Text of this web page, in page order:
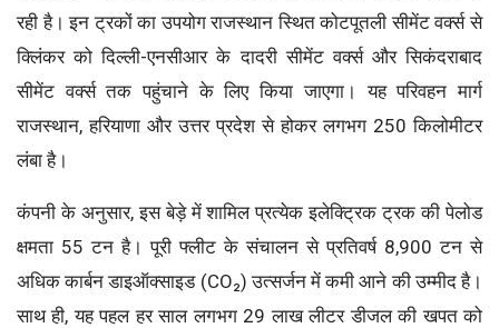
रही है। इन ट्रकों का उपयोग राजस्थान स्थित कोटपूतली सीमेंट वर्क्स से
क्लिंकर को दिल्ली-एनसीआर के दादरी सीमेंट वर्क्स और सिकंदराबाद
सीमेंट वर्क्स तक पहुंचाने के लिए किया जाएगा। यह परिवहन मार्ग
राजस्थान, हरियाणा और उत्तर प्रदेश से होकर लगभग 250 किलोमीटर
लंबा है।
कंपनी के अनुसार, इस बेड़े में शामिल प्रत्येक इलेक्ट्रिक ट्रक की पेलोड
क्षमता 55 टन है। पूरी फ्लीट के संचालन से प्रतिवर्ष 8,900 टन से
अधिक कार्बन डाइऑक्साइड (CO₂) उत्सर्जन में कमी आने की उम्मीद है।
साथ ही, यह पहल हर साल लगभग 29 लाख लीटर डीजल की खपत को